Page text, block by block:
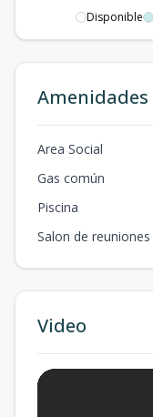
Disponible
Amenidades
Area Social
Gas común
Piscina
Salon de reuniones
Video